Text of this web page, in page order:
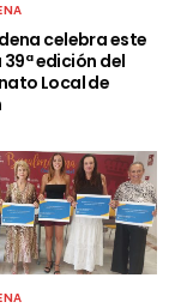
celebra este
edición del
Local de